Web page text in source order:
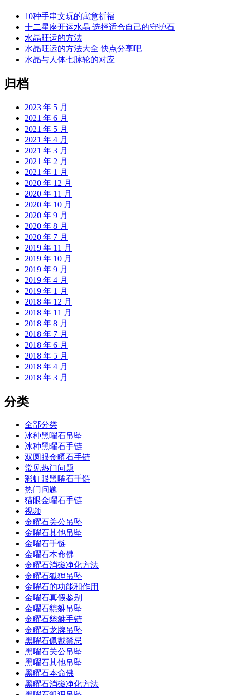
10种手串文玩的寓意祈福
十二星座开运水晶 选择适合自己的守护石
水晶旺运的方法
水晶旺运的方法大全 快点分享吧
水晶与人体七脉轮的对应
归档
2023 年 5 月
2021 年 6 月
2021 年 5 月
2021 年 4 月
2021 年 3 月
2021 年 2 月
2021 年 1 月
2020 年 12 月
2020 年 11 月
2020 年 10 月
2020 年 9 月
2020 年 8 月
2020 年 7 月
2019 年 11 月
2019 年 10 月
2019 年 9 月
2019 年 4 月
2019 年 1 月
2018 年 12 月
2018 年 11 月
2018 年 8 月
2018 年 7 月
2018 年 6 月
2018 年 5 月
2018 年 4 月
2018 年 3 月
分类
全部分类
冰种黑曜石吊坠
冰种黑曜石手链
双圆眼金曜石手链
常见热门问题
彩虹眼黑曜石手链
热门问题
猫眼金曜石手链
视频
金曜石关公吊坠
金曜石其他吊坠
金曜石手链
金曜石本命佛
金曜石消磁净化方法
金曜石狐狸吊坠
金曜石的功能和作用
金曜石真假鉴别
金曜石貔貅吊坠
金曜石貔貅手链
金曜石龙牌吊坠
黑曜石佩戴禁忌
黑曜石关公吊坠
黑曜石其他吊坠
黑曜石本命佛
黑曜石消磁净化方法